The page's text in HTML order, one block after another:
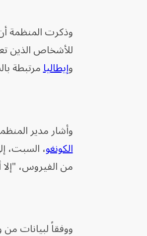
وذكرت المنظمة
وإيطاليامرتبطة
وأشار مدير
الكونغو، السبت،
من الفيروس، "إلا